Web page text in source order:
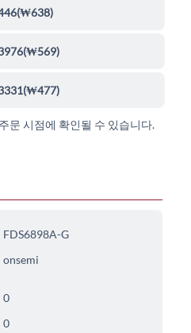
(₩638)
(₩569)
(₩477)
문 시점에 확인될 수 있습니다.
FDS6898A-G
onsemi
0
0